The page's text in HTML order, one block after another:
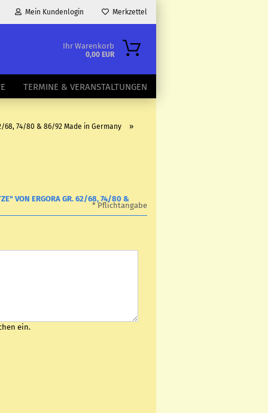
Mein Kundenlogin Merkzettel
Ihr Warenkorb
0,00 EUR
TERMINE & VERANSTALTUNGEN
74/80 & 86/92 Made in Germany »
VON ERGORA GR. 62/68, 74/80 &
ein.
* Pflichtangabe